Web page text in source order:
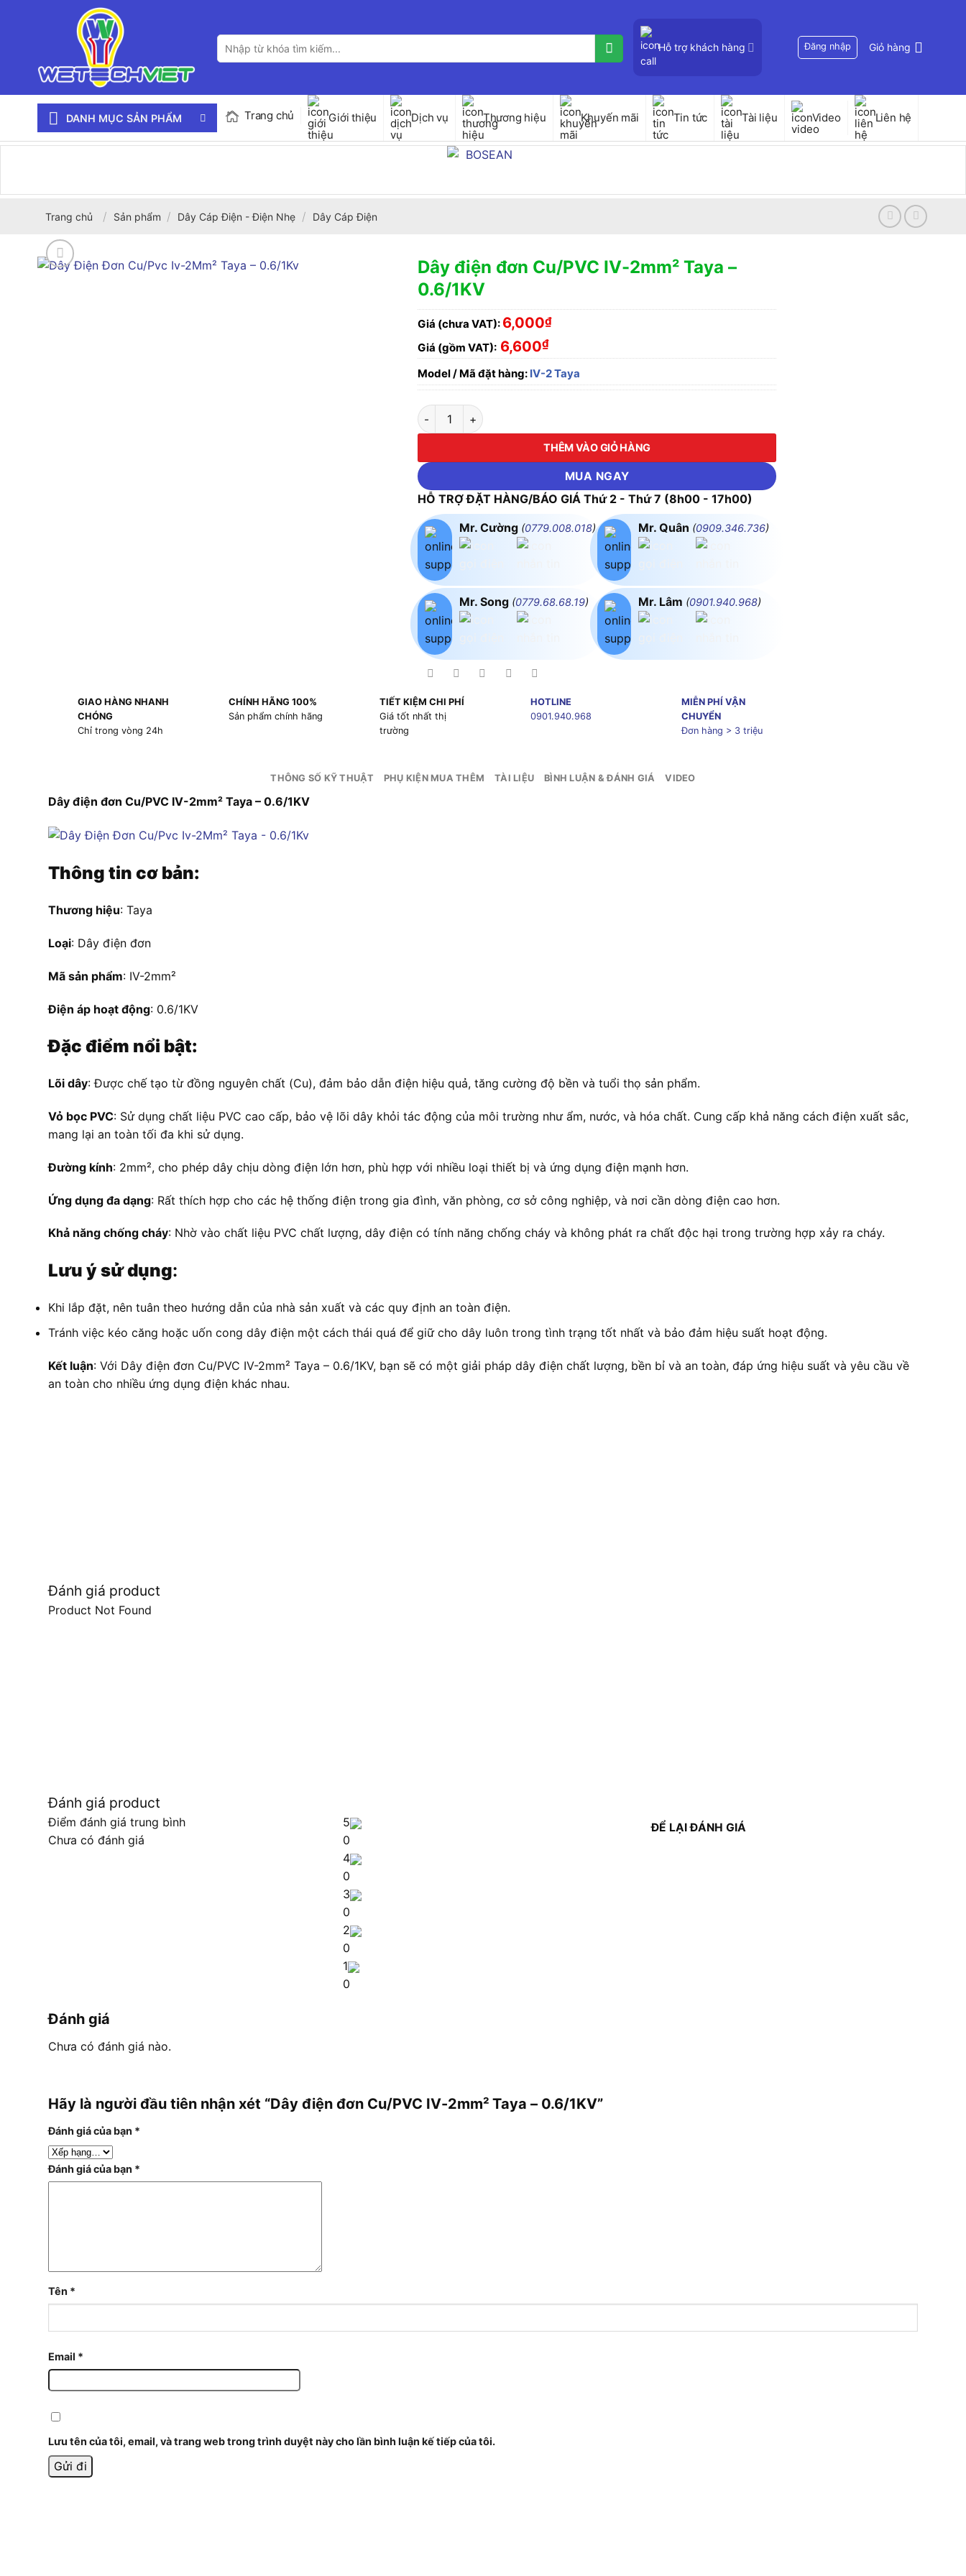
Tìm
kiếm:
Hỗ trợ khách hàng Đăng nhập Giỏ hàng
DANH MỤC SẢN PHẨM Trang chủ Giới thiệu Dịch vụ Thương hiệu Khuyến mãi Tin tức Tài liệu Video Liên hệ
Trang chủ / Sản phẩm / Dây Cáp Điện - Điện Nhẹ / Dây Cáp Điện
Dây điện đơn Cu/PVC IV-2mm² Taya –
0.6/1KV
Giá (chưa VAT): 6,000₫
Giá (gồm VAT): 6,600₫
Model / Mã đặt hàng: IV-2 Taya
Dây điện đơn Cu/PVC IV-2mm² Taya - 0.6/1KV số lượng
THÊM VÀO GIỎ HÀNG
MUA NGAY
HỖ TRỢ ĐẶT HÀNG/BÁO GIÁ Thứ 2 - Thứ 7 (8h00 - 17h00)
Mr. Cường (0779.008.018)
Mr. Song (0779.68.68.19)
Mr. Quân (0909.346.736)
Mr. Lâm (0901.940.968)
GIAO HÀNG NHANH
CHÓNG
Chỉ trong vòng 24h
CHÍNH HÃNG 100%
Sản phẩm chính hãng
TIẾT KIỆM CHI PHÍ
Giá tốt nhất thị
trường
HOTLINE
0901.940.968
MIỄN PHÍ VẬN
CHUYỂN
Đơn hàng > 3 triệu
THÔNG SỐ KỸ THUẬT PHỤ KIỆN MUA THÊM TÀI LIỆU BÌNH LUẬN & ĐÁNH GIÁ VIDEO
Dây điện đơn Cu/PVC IV-2mm² Taya – 0.6/1KV
Thông tin cơ bản:
Thương hiệu: Taya
Loại: Dây điện đơn
Mã sản phẩm: IV-2mm²
Điện áp hoạt động: 0.6/1KV
Đặc điểm nổi bật:
Lõi dây: Được chế tạo từ đồng nguyên chất (Cu), đảm bảo dẫn điện hiệu quả, tăng cường độ bền và tuổi thọ sản phẩm.
Vỏ bọc PVC: Sử dụng chất liệu PVC cao cấp, bảo vệ lõi dây khỏi tác động của môi trường như ẩm, nước, và hóa chất. Cung cấp khả năng cách điện xuất sắc,
mang lại an toàn tối đa khi sử dụng.
Đường kính: 2mm², cho phép dây chịu dòng điện lớn hơn, phù hợp với nhiều loại thiết bị và ứng dụng điện mạnh hơn.
Ứng dụng đa dạng: Rất thích hợp cho các hệ thống điện trong gia đình, văn phòng, cơ sở công nghiệp, và nơi cần dòng điện cao hơn.
Khả năng chống cháy: Nhờ vào chất liệu PVC chất lượng, dây điện có tính năng chống cháy và không phát ra chất độc hại trong trường hợp xảy ra cháy.
Lưu ý sử dụng:
Khi lắp đặt, nên tuân theo hướng dẫn của nhà sản xuất và các quy định an toàn điện.
Tránh việc kéo căng hoặc uốn cong dây điện một cách thái quá để giữ cho dây luôn trong tình trạng tốt nhất và bảo đảm hiệu suất hoạt động.
Kết luận: Với Dây điện đơn Cu/PVC IV-2mm² Taya – 0.6/1KV, bạn sẽ có một giải pháp dây điện chất lượng, bền bỉ và an toàn, đáp ứng hiệu suất và yêu cầu về
an toàn cho nhiều ứng dụng điện khác nhau.
Đánh giá product
Product Not Found
Đánh giá product
Điểm đánh giá trung bình
Chưa có đánh giá
5
0
4
0
3
0
2
0
1
0
ĐỂ LẠI ĐÁNH GIÁ
Đánh giá
Chưa có đánh giá nào.
Hãy là người đầu tiên nhận xét “Dây điện đơn Cu/PVC IV-2mm² Taya – 0.6/1KV”
Đánh giá của bạn *
Đánh giá của bạn *
Tên *
Email *
Lưu tên của tôi, email, và trang web trong trình duyệt này cho lần bình luận kế tiếp của tôi.